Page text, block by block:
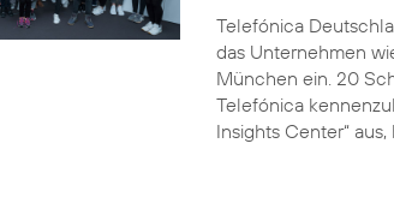
Telefónica
das Unternehmen
München ein. 20
Telefónica
Insights Center“